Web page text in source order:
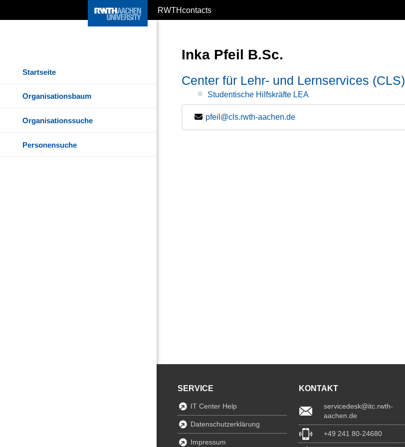
RWTHcontacts
Startseite
Organisationsbaum
Organisationssuche
Personensuche
Inka Pfeil B.Sc.
Center für Lehr- und Lernservices (CLS)
Studentische Hilfskräfte LEA
pfeil@cls.rwth-aachen.de
SERVICE
IT Center Help
Datenschutzerklärung
Impressum
KONTAKT
servicedesk@itc.rwth-
aachen.de
+49 241 80-24680